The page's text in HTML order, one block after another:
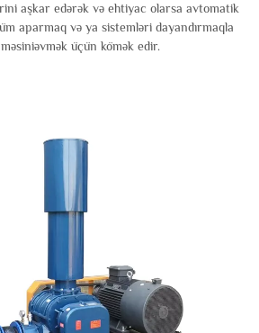
aşkar edərək və ehtiyac olarsa avtomatik
aparmaq və ya sistemləri dayandırmaqla
üçün kömək edir.